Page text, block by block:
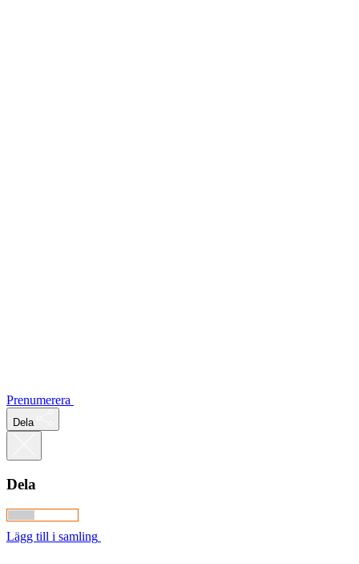
Prenumerera
Dela
Dela
Lägg till i samling